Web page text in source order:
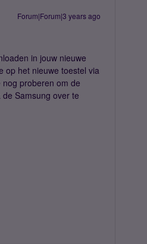
Forum|Forum|3 years ago
in jouw nieuwe
op het nieuwe toestel via
nog proberen om de
Samsung over te